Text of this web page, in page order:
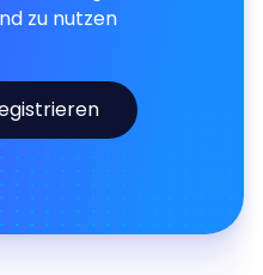
zu nutzen